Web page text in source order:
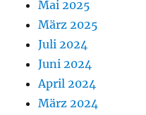
Mai 2025
März 2025
Juli 2024
Juni 2024
April 2024
März 2024